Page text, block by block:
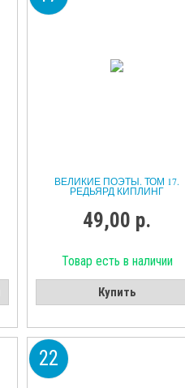
ВЕЛИКИЕ ПОЭТЫ. ТОМ 17.
РЕДЬЯРД КИПЛИНГ
49,00 р.
Товар есть в наличии
Купить
22